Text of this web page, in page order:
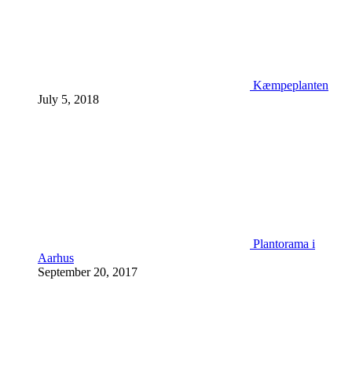
Kæmpeplanten
July 5, 2018
Plantorama i
Aarhus
September 20, 2017